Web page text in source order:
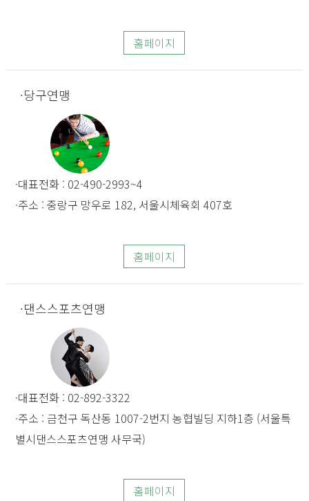
홈페이지
당구연맹
대표전화 : 02-490-2993~4
주소 : 중랑구 망우로 182, 서울시체육회 407호
홈페이지
댄스스포츠연맹
대표전화 : 02-892-3322
주소 : 금천구 독산동 1007-2번지 농협빌딩 지하1층 (서울특
별시댄스스포츠연맹 사무국)
홈페이지